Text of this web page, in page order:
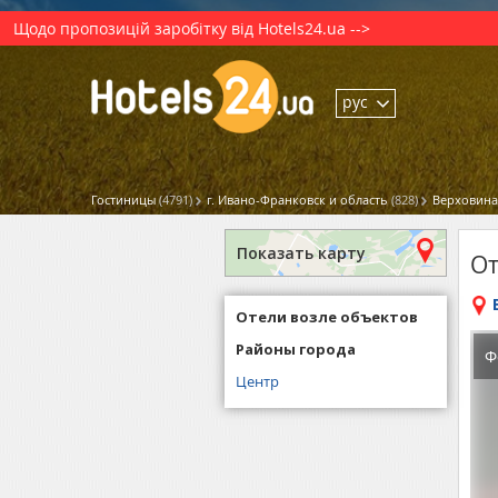
Щодо пропозицій заробітку від Hotels24.ua -->
рус
Гостиницы (4791) г. Ивано-Франковск и область (828) Верховина
Показать карту
Отели возле объектов
Районы города
Центр